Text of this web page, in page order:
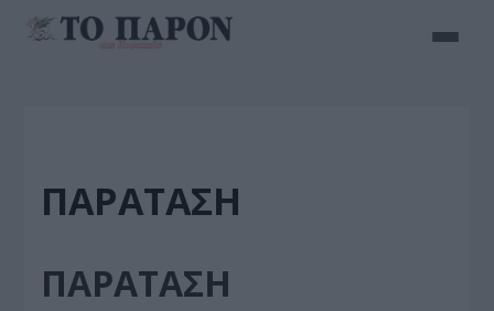
ΠΑΡΑΤΑΣΗ
ΠΑΡΑΤΑΣΗ